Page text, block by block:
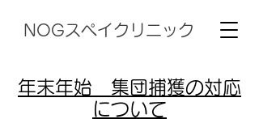
NOGスペイクリニック
年末年始 集団捕獲の対応
について